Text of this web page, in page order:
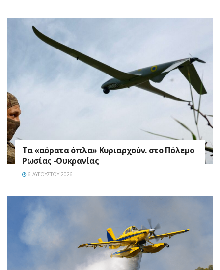
Τα «αόρατα όπλα» Κυριαρχούν. στο Πόλεμο
Ρωσίας -Ουκρανίας
6 ΑΥΓΟΎΣΤΟΥ 2026